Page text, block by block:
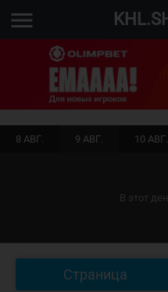
menu
8 АВГ. 9 АВГ. 10 АВГ.
В этот
Страница